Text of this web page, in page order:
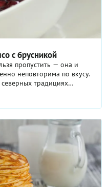
с брусникой
пропустить — она и
неповторима по вкусу.
традициях
...